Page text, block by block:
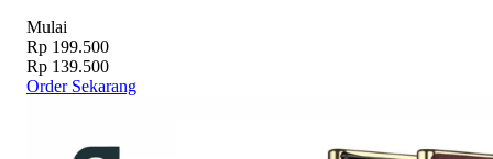
Mulai
Rp 199.500
Rp 139.500
Order Sekarang